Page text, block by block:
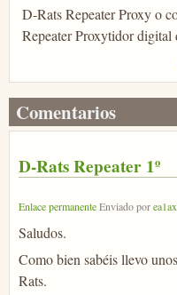
D-Rats Repeater Proxy o
Repeater Proxytidor digital
Comentarios
D-Rats Repeater 1º
Enlace permanenteEnviado por
Saludos.
Como bien sabéis llevo
Rats.